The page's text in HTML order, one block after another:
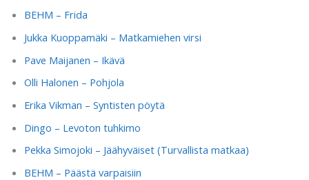
BEHM – Frida
Jukka Kuoppamäki – Matkamiehen virsi
Pave Maijanen – Ikävä
Olli Halonen – Pohjola
Erika Vikman – Syntisten pöytä
Dingo – Levoton tuhkimo
Pekka Simojoki – Jäähyväiset (Turvallista matkaa)
BEHM – Päästä varpaisiin